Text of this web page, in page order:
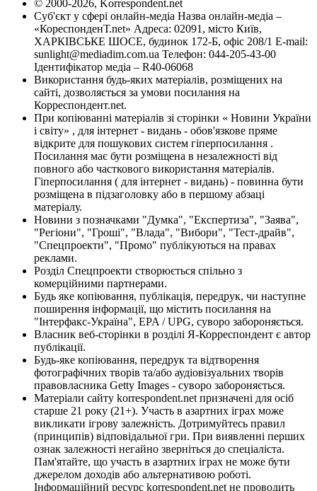
© 2000-2026, Korrespondent.net
Суб'єкт у сфері онлайн-медіа Назва онлайн-медіа –
«КореспонденТ.net» Адреса: 02091, місто Київ,
ХАРКІВСЬКЕ ШОСЕ, будинок 172-Б, офіс 208/1 E-mail:
sunlight@mediadim.com.ua Телефон: 044-205-43-00
Ідентифікатор медіа – R40-06068
Використання будь-яких матеріалів, розміщених на
сайті, дозволяється за умови посилання на
Корреспондент.net.
При копіюванні матеріалів зі сторінки « Новини України
і світу» , для інтернет - видань - обов'язкове пряме
відкрите для пошукових систем гіперпосилання .
Посилання має бути розміщена в незалежності від
повного або часткового використання матеріалів.
Гіперпосилання ( для інтернет - видань) - повинна бути
розміщена в підзаголовку або в першому абзаці
матеріалу.
Новини з позначками "Думка", "Експертиза", "Заява",
"Регіони", "Гроші", "Влада", "Вибори", "Тест-драйв",
"Спецпроекти", "Промо" публікуються на правах
реклами.
Розділ Спецпроекти створюється спільно з
комерційними партнерами.
Будь яке копіювання, публікація, передрук, чи наступне
поширення інформації, що містить посилання на
"Інтерфакс-Україна", EPA / UPG, суворо забороняється.
Власник веб-сторінки в розділі Я-Корреспондент є автор
публікації.
Будь-яке копіювання, передрук та відтворення
фотографічних творів та/або аудіовізуальних творів
правовласника Getty Images - суворо забороняється.
Матеріали сайту korrespondent.net призначені для осіб
старше 21 року (21+). Участь в азартних іграх може
викликати ігрову залежність. Дотримуйтесь правил
(принципів) відповідальної гри. При виявленні перших
ознак залежності негайно зверніться до спеціаліста.
Пам'ятайте, що участь в азартних іграх не може бути
джерелом доходів або альтернативою роботі.
Інформаційний ресурс korrespondent.net не проводить